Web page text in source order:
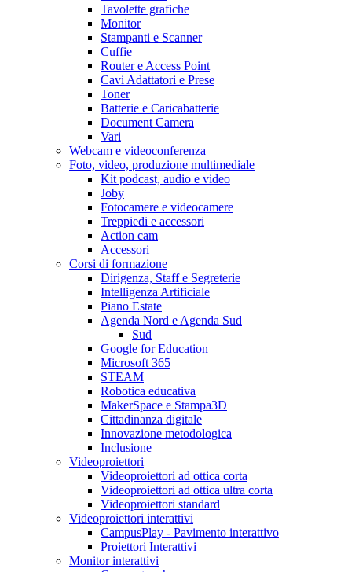
Tavolette grafiche
Monitor
Stampanti e Scanner
Cuffie
Router e Access Point
Cavi Adattatori e Prese
Toner
Batterie e Caricabatterie
Document Camera
Vari
Webcam e videoconferenza
Foto, video, produzione multimediale
Kit podcast, audio e video
Joby
Fotocamere e videocamere
Treppiedi e accessori
Action cam
Accessori
Corsi di formazione
Dirigenza, Staff e Segreterie
Intelligenza Artificiale
Piano Estate
Agenda Nord e Agenda Sud
Sud
Google for Education
Microsoft 365
STEAM
Robotica educativa
MakerSpace e Stampa3D
Cittadinanza digitale
Innovazione metodologica
Inclusione
Videoproiettori
Videoproiettori ad ottica corta
Videoproiettori ad ottica ultra corta
Videoproiettori standard
Videoproiettori interattivi
CampusPlay - Pavimento interattivo
Proiettori Interattivi
Monitor interattivi